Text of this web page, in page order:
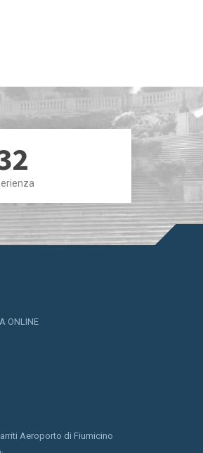
ONLINE
Aeroporto di Fiumicino